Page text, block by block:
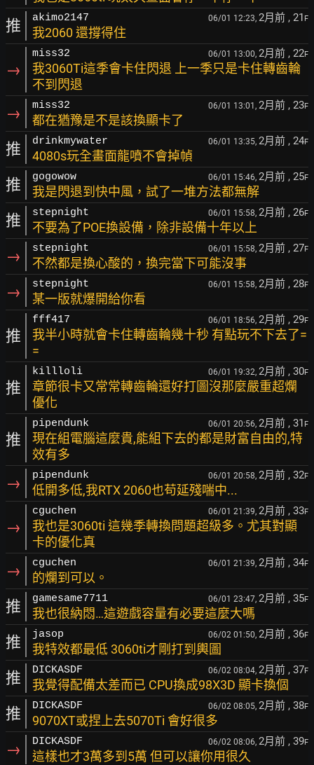
推 akimo2147 06/01 12:23, 2月前 , 21 F
我2060 還撐得住
→
miss32 06/01 13:00, 2月前 , 22F
我3060Ti這季會卡住閃退 上一季只是卡住轉齒輪
不到閃退
→ miss32 06/01 13:01, 2月前 , 23F
都在猶豫是不是該換顯卡了
推 drinkmywater 06/01 13:35, 2月前 , 24F
4080s玩全畫面龍噴不會掉幀
推 gogowow 06/01 15:46, 2月前 , 25F
我是閃退到快中風，試了一堆方法都無解
推 stepnight 06/01 15:58, 2月前 , 26F
不要為了POE換設備，除非設備十年以上
→ stepnight 06/01 15:58, 2月前 , 27F
不然都是換心酸的，換完當下可能沒事
→ stepnight 06/01 15:58, 2月前 , 28F
某一版就爆開給你看
推
fff417 06/01 18:56, 2月前 , 29F
我半小時就會卡住轉齒輪幾十秒 有點玩不下去了=
=
推
killloli 06/01 19:32, 2月前 , 30F
章節很卡又常常轉齒輪還好打圖沒那麼嚴重超爛
優化
推
pipendunk 06/01 20:56, 2月前 , 31 F
現在組電腦這麼貴,能組下去的都是財富自由的,特
效有多
→ pipendunk 06/01 20:58, 2月前 , 32F
低開多低,我RTX 2060也苟延殘喘中...
→
cguchen 06/01 21:39, 2月前 , 33F
我也是3060ti 這幾季轉換問題超級多。尤其對顯
卡的優化真
→ cguchen 06/01 21:39, 2月前 , 34F
的爛到可以。
推 gamesame7711 06/01 23:47, 2月前 , 35F
我也很納悶…這遊戲容量有必要這麼大嗎
推 jasop 06/02 01:50, 2月前 , 36F
我特效都最低 3060ti才剛打到輿圖
推 DICKASDF 06/02 08:04, 2月前 , 37F
我覺得配備太差而已 CPU換成98X3D 顯卡換個
推 DICKASDF 06/02 08:05, 2月前 , 38F
9070XT或捏上去5070Ti 會好很多
→ DICKASDF 06/02 08:06, 2月前 , 39F
這樣也才3萬多到5萬 但可以讓你用很久